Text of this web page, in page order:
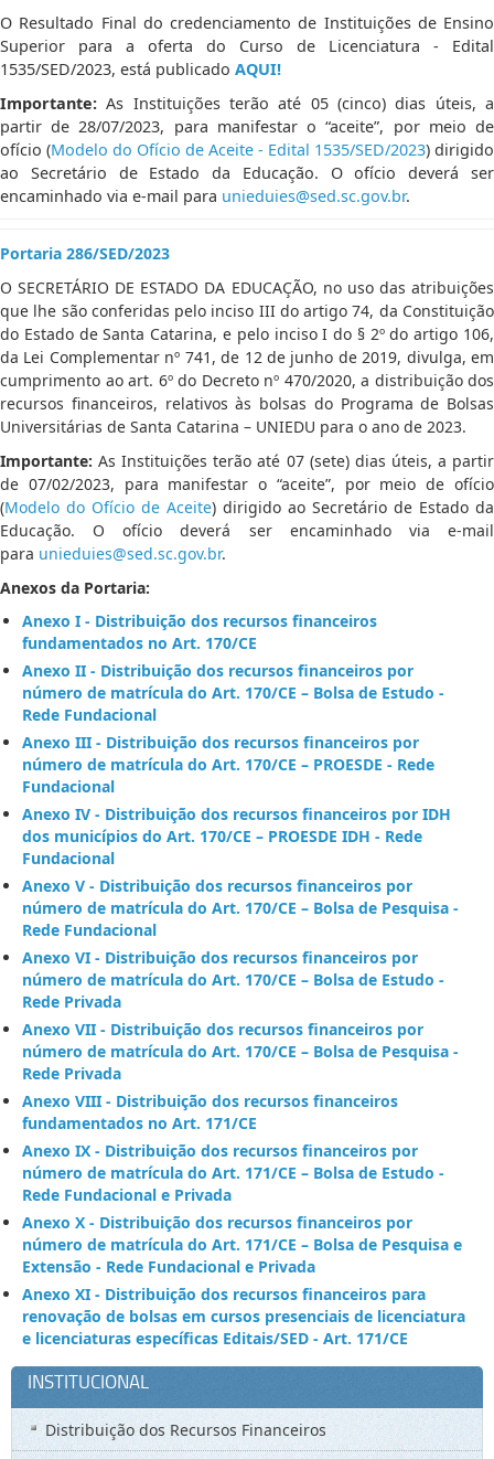
O Resultado Final do credenciamento de Instituições de Ensino
Superior para a oferta do Curso de Licenciatura - Edital
1535/SED/2023, está publicado AQUI!
Importante: As Instituições terão até 05 (cinco) dias úteis, a
partir de 28/07/2023, para manifestar o “aceite”, por meio de
ofício (Modelo do Ofício de Aceite - Edital 1535/SED/2023) dirigido
ao Secretário de Estado da Educação. O ofício deverá ser
encaminhado via e-mail para unieduies@sed.sc.gov.br.
Portaria 286/SED/2023
O SECRETÁRIO DE ESTADO DA EDUCAÇÃO, no uso das atribuições
que lhe são conferidas pelo inciso III do artigo 74, da Constituição
do Estado de Santa Catarina, e pelo inciso I do § 2º do artigo 106,
da Lei Complementar nº 741, de 12 de junho de 2019, divulga, em
cumprimento ao art. 6º do Decreto nº 470/2020, a distribuição dos
recursos financeiros, relativos às bolsas do Programa de Bolsas
Universitárias de Santa Catarina – UNIEDU para o ano de 2023.
Importante: As Instituições terão até 07 (sete) dias úteis, a partir
de 07/02/2023, para manifestar o “aceite”, por meio de ofício
(Modelo do Ofício de Aceite) dirigido ao Secretário de Estado da
Educação. O ofício deverá ser encaminhado via e-mail
para unieduies@sed.sc.gov.br.
Anexos da Portaria:
Anexo I - Distribuição dos recursos financeiros
fundamentados no Art. 170/CE
Anexo II - Distribuição dos recursos financeiros por
número de matrícula do Art. 170/CE – Bolsa de Estudo -
Rede Fundacional
Anexo III - Distribuição dos recursos financeiros por
número de matrícula do Art. 170/CE – PROESDE - Rede
Fundacional
Anexo IV - Distribuição dos recursos financeiros por IDH
dos municípios do Art. 170/CE – PROESDE IDH - Rede
Fundacional
Anexo V - Distribuição dos recursos financeiros por
número de matrícula do Art. 170/CE – Bolsa de Pesquisa -
Rede Fundacional
Anexo VI - Distribuição dos recursos financeiros por
número de matrícula do Art. 170/CE – Bolsa de Estudo -
Rede Privada
Anexo VII - Distribuição dos recursos financeiros por
número de matrícula do Art. 170/CE – Bolsa de Pesquisa -
Rede Privada
Anexo VIII - Distribuição dos recursos financeiros
fundamentados no Art. 171/CE
Anexo IX - Distribuição dos recursos financeiros por
número de matrícula do Art. 171/CE – Bolsa de Estudo -
Rede Fundacional e Privada
Anexo X - Distribuição dos recursos financeiros por
número de matrícula do Art. 171/CE – Bolsa de Pesquisa e
Extensão - Rede Fundacional e Privada
Anexo XI - Distribuição dos recursos financeiros para
renovação de bolsas em cursos presenciais de licenciatura
e licenciaturas específicas Editais/SED - Art. 171/CE
INSTITUCIONAL
Distribuição dos Recursos Financeiros